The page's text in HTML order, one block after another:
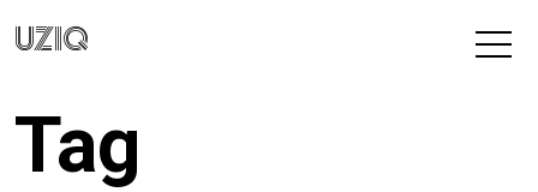
UZIQ
Tag